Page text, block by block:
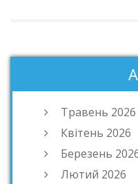
Травень 2026
Квітень 2026
Березень
Лютий 2026